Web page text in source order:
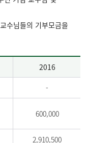
수님들의 기부모금을
2016
-
600,000
2,910,500